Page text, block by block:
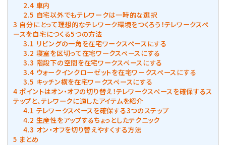
2.4 車内
2.5 自宅以外でもテレワークは一時的な選択
3 自分にとって理想的なテレワーク環境をつくろう！テレワークスペ
ースを自宅につくる5つの方法
3.1 リビングの一角を在宅ワークスペースにする
3.2 寝室を区切って在宅ワークスペースにする
3.3 階段下の空間を在宅ワークスペースにする
3.4 ウォークインクローゼットを在宅ワークスペースにする
3.5 キッチン横を在宅ワークスペースにする
4 ポイントはオン・オフの切り替え！テレワークスペースを確保するス
テップと、テレワークに適したアイテムを紹介
4.1 テレワークスペースを確保する3つのステップ
4.2 生産性をアップするちょっとしたテクニック
4.3 オン・オフを切り替えやすくする方法
5 まとめ